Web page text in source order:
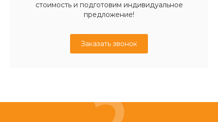
стоимость и подготовим индивидуальное
предложение!
Заказать звонок